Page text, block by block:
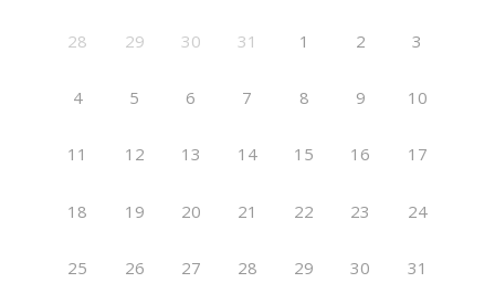
28 29 30 31 1 2 3
4 5 6 7 8 9 10
11 12 13 14 15 16 17
18 19 20 21 22 23 24
25 26 27 28 29 30 31